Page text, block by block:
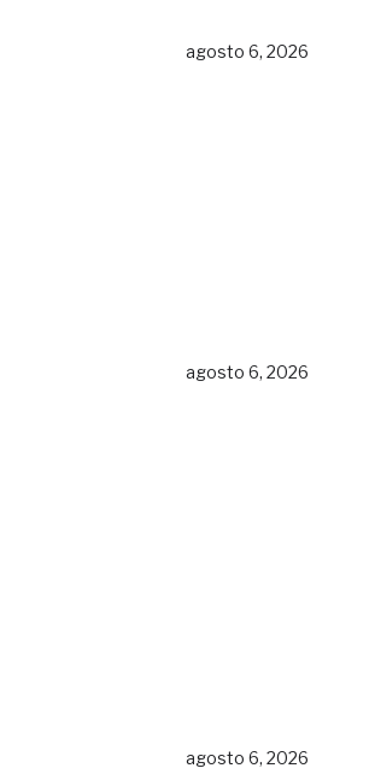
agosto 6, 2026
agosto 6, 2026
agosto 6, 2026